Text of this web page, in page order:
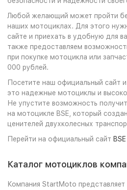
Любой желающий может пройти
наших мотоциклах. Для этого
сайте и приехать в удобную для
также предоставляем
при покупке мотоцикла или
000 рублей.
Посетите наш официальный сайт
это надежные мотоциклы и
Не упустите возможность
на мотоцикле BSE, который
ценителей двухколесных
Перейти на официальный сайт BSE
Каталог мотоциклов
Компания StartMoto представляет